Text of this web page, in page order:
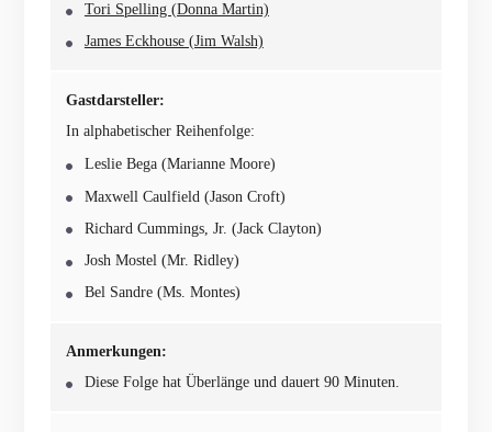
Tori Spelling (Donna Martin)
James Eckhouse (Jim Walsh)
Gastdarsteller:
In alphabetischer Reihenfolge:
Leslie Bega (Marianne Moore)
Maxwell Caulfield (Jason Croft)
Richard Cummings, Jr. (Jack Clayton)
Josh Mostel (Mr. Ridley)
Bel Sandre (Ms. Montes)
Anmerkungen:
Diese Folge hat Überlänge und dauert 90 Minuten.